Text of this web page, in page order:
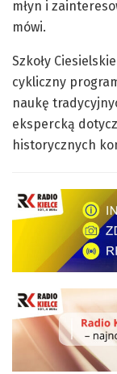
młyn i
mówi.
Szkoły
cykliczny
naukę
ekspercką
historycznych